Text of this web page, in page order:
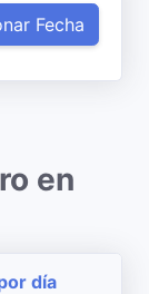
Fecha
en
día